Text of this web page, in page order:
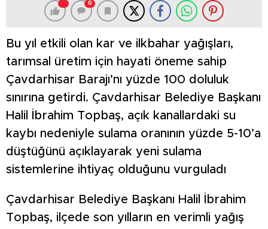
0
Bu yıl etkili olan kar ve ilkbahar yağışları,
tarımsal üretim için hayati öneme sahip
Çavdarhisar Barajı’nı yüzde 100 doluluk
sınırına getirdi. Çavdarhisar Belediye Başkanı
Halil İbrahim Topbaş, açık kanallardaki su
kaybı nedeniyle sulama oranının yüzde 5-10’a
düştüğünü açıklayarak yeni sulama
sistemlerine ihtiyaç olduğunu vurguladı
Çavdarhisar Belediye Başkanı Halil İbrahim
Topbaş, ilçede son yılların en verimli yağış